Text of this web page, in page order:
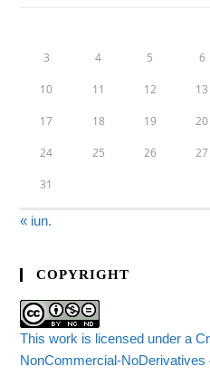
3 4 5 6
10 11 12 13
17 18 19 20
24 25 26 27
31
« iun.
COPYRIGHT
This work is licensed under a
NonCommercial-NoDerivatives